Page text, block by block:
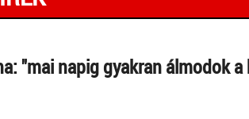
"mai napig gyakran álmodok